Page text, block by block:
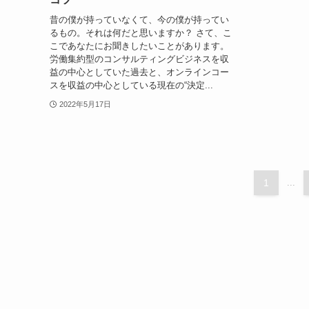
昔の僕が持っていなくて、今の僕が持ってい
るもの。それは何だと思いますか？ さて、こ
こであなたにお聞きしたいことがあります。
労働集約型のコンサルティングビジネスを収
益の中心としていた過去と、オンラインコー
スを収益の中心としている現在の“決定...
2022年5月17日
1